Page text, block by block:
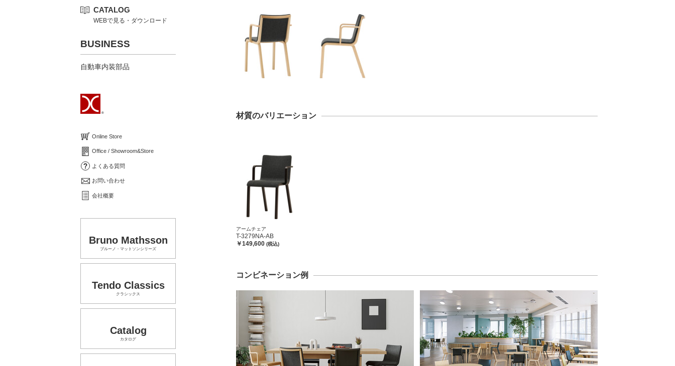
材質のバリエーション
アームチェア
T-3279NA-AB
￥149,600 (税込)
コンビネーション例
CATALOG
WEBで見る・ダウンロード
BUSINESS
自動車内装部品
Online Store
Office / Showroom&Store
よくある質問
お問い合わせ
会社概要
Bruno Mathsson
ブルーノ・マットソンシリーズ
Tendo Classics
クラシックス
Catalog
カタログ